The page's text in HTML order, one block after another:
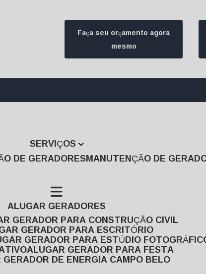
Faça seu orçamento agora
mesmo
SERVIÇOS
DE GERADORES MANUTENÇÃO DE
ALUGAR GERADORES
GERADOR PARA CONSTRUÇÃO CIVIL
GERADOR PARA ESCRITÓRIO
GERADOR PARA ESTÚDIO
ALUGAR GERADOR PARA FESTA
GERADOR DE ENERGIA CAMPO BELO